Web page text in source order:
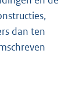
dan ten